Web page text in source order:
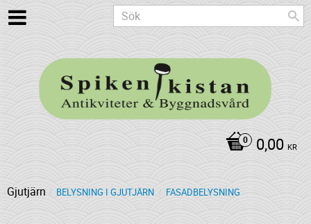
0,00 KR
Gjutjärn BELYSNING I GJUTJÄRN FASADBELYSNING